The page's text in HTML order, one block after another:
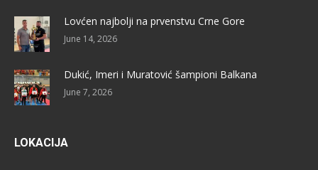
Lovćen najbolji na prvenstvu Crne Gore
June 14, 2026
Dukić, Imeri i Muratović šampioni Balkana
June 7, 2026
LOKACIJA